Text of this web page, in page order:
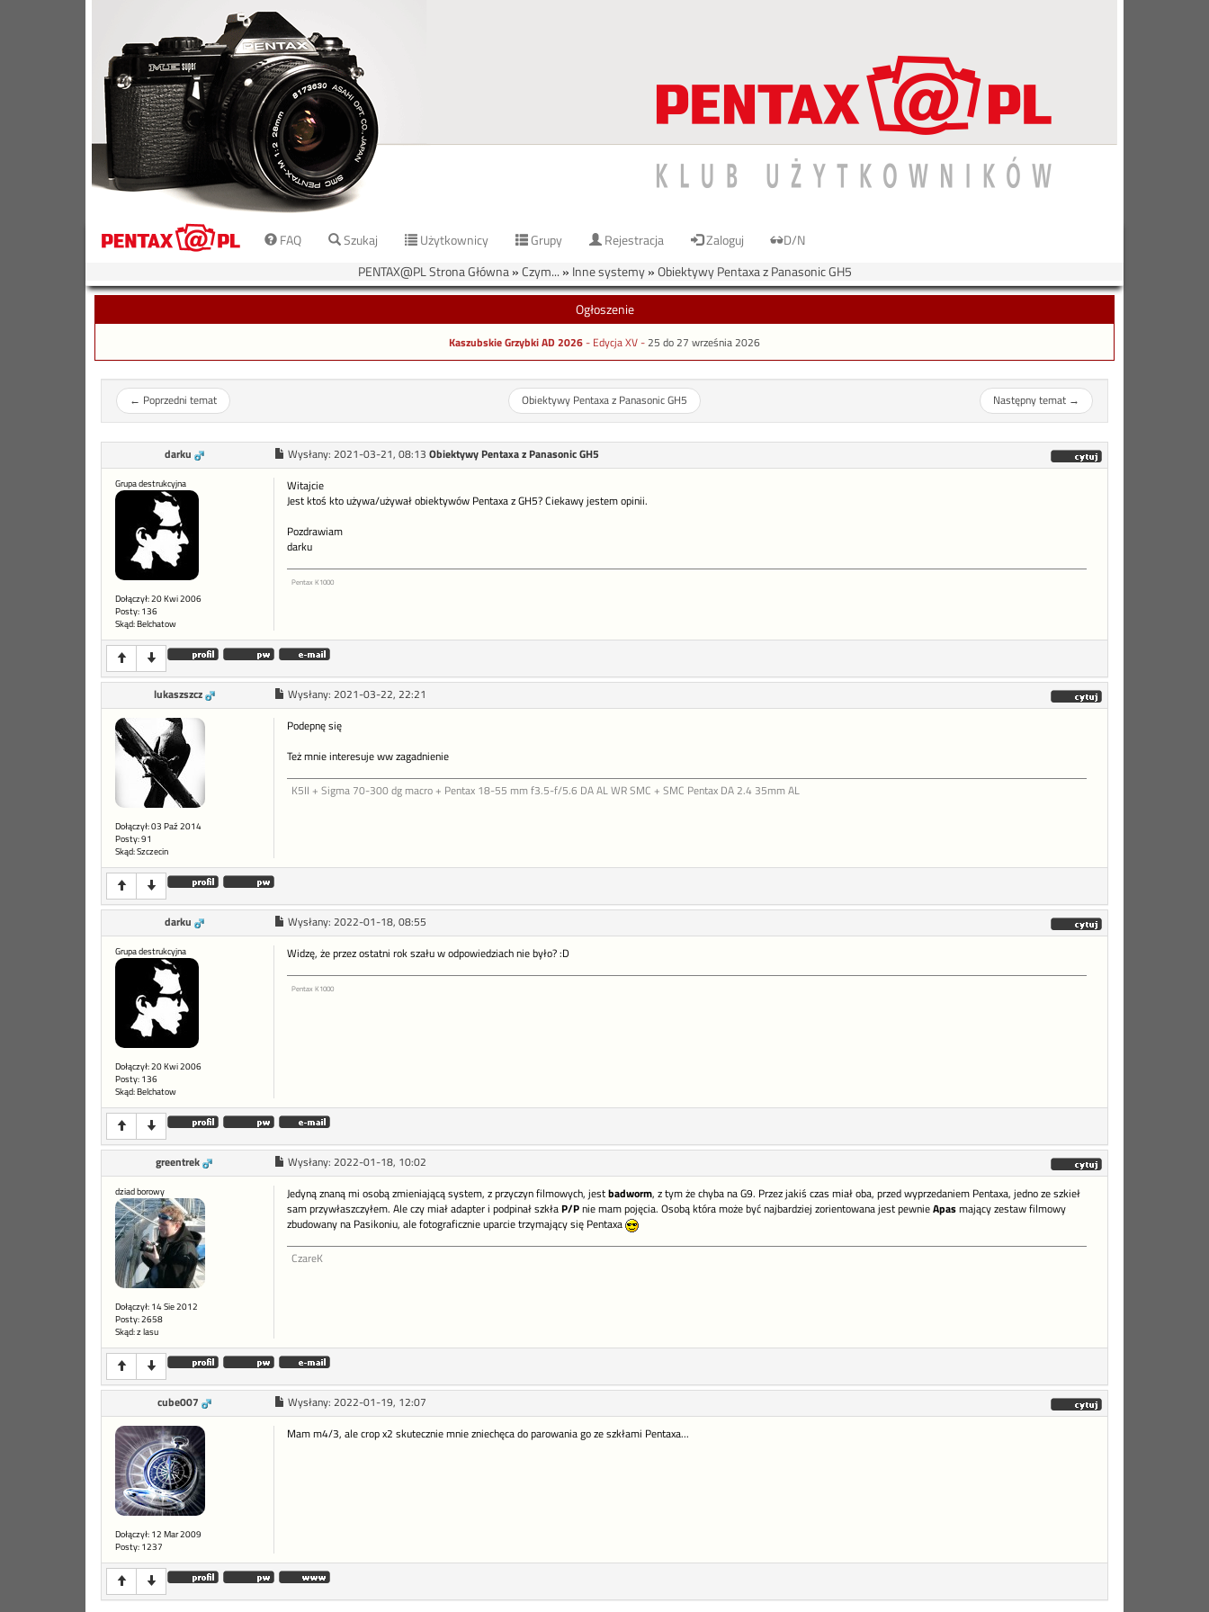
FAQ Szukaj Użytkownicy Grupy Rejestracja Zaloguj
D/N
PENTAX@PL Strona Główna»Czym... » Inne systemy»Obiektywy Pentaxa z Panasonic GH5
Ogłoszenie
Kaszubskie Grzybki AD 2026- Edycja XV -25 do 27 września 2026
← Poprzedni temat Obiektywy Pentaxa z Panasonic GH5 Następny temat→
darku Wysłany: 2021-03-21, 08:13 Obiektywy Pentaxa z Panasonic GH5
Grupa destrukcyjna
Dołączył: 20 Kwi 2006
Posty: 136
Skąd: Belchatow
Witajcie
Jest ktoś kto używa/używał obiektywów Pentaxa z GH5? Ciekawy jestem opinii.
Pozdrawiam
darku
Pentax K1000
lukaszszcz Wysłany: 2021-03-22, 22:21
Dołączył: 03 Paź 2014
Posty: 91
Skąd: Szczecin
Podepnę się
Też mnie interesuje ww zagadnienie
K5II + Sigma 70-300 dg macro + Pentax 18-55 mm f3.5-f/5.6 DA AL WR SMC + SMC Pentax DA 2.4 35mm AL
darku Wysłany: 2022-01-18, 08:55
Grupa destrukcyjna
Dołączył: 20 Kwi 2006
Posty: 136
Skąd: Belchatow
Widzę, że przez ostatni rok szału w odpowiedziach nie było? :D
Pentax K1000
greentrek Wysłany: 2022-01-18, 10:02
dziad borowy
Dołączył: 14 Sie 2012
Posty: 2658
Skąd: z lasu
Jedyną znaną mi osobą zmieniającą system, z przyczyn filmowych, jestbadworm, z tym że chyba na G9. Przez jakiś czas miał oba, przed wyprzedaniem Pentaxa, jedno ze szkieł
sam przywłaszczyłem. Ale czy miał adapter i podpinał szkłaP/Pnie mam pojęcia. Osobą która może być najbardziej zorientowana jest pewnieApasmający zestaw filmowy
zbudowany na Pasikoniu, ale fotograficznie uparcie trzymający się Pentaxa
CzareK
cube007 Wysłany: 2022-01-19, 12:07
Dołączył: 12 Mar 2009
Posty: 1237
Mam m4/3, ale crop x2 skutecznie mnie zniechęca do parowania go ze szkłami Pentaxa...